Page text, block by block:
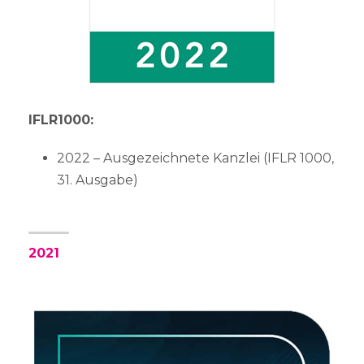
IFLR1000:
2022 – Ausgezeichnete Kanzlei (IFLR 1000,
31. Ausgabe)
2021